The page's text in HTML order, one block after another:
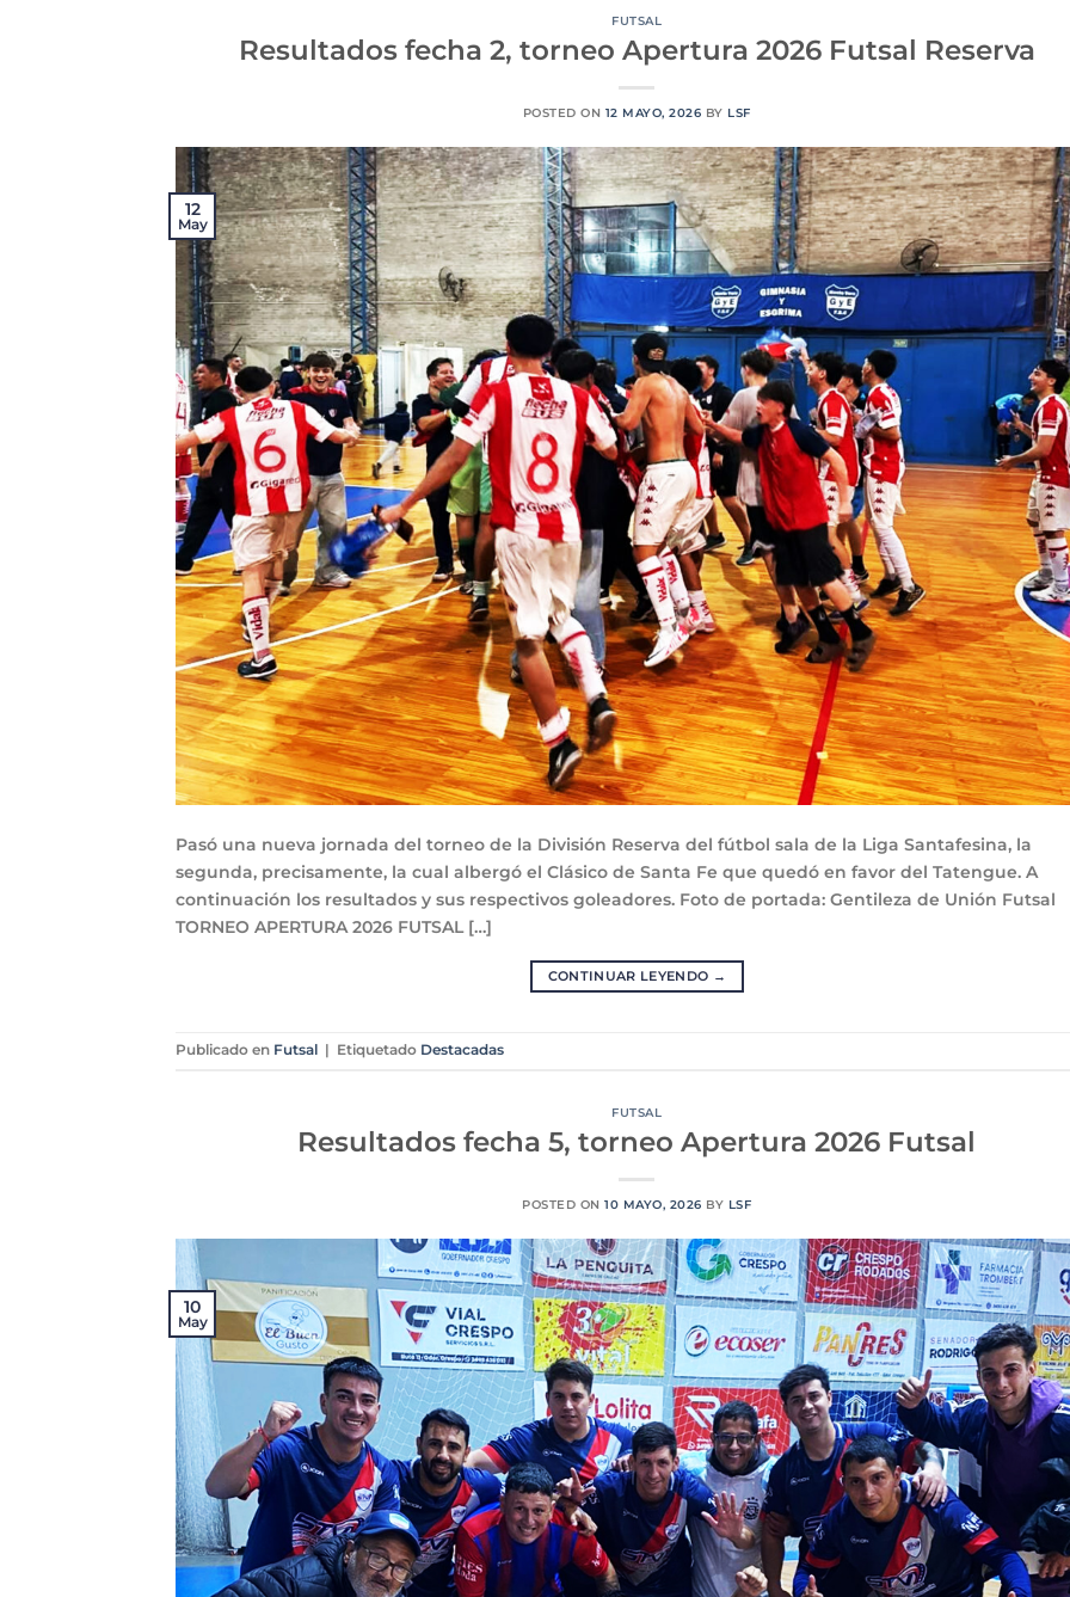
FUTSAL
Resultados fecha 2, torneo Apertura 2026 Futsal Reserva
POSTED ON 12 MAYO, 2026 BY LSF
12
May
Pasó una nueva jornada del torneo de la División Reserva del fútbol sala de la Liga Santafesina, la
segunda, precisamente, la cual albergó el Clásico de Santa Fe que quedó en favor del Tatengue. A
continuación los resultados y sus respectivos goleadores. Foto de portada: Gentileza de Unión
TORNEO APERTURA 2026 FUTSAL […]
CONTINUAR LEYENDO →
Publicado en Futsal Etiquetado Destacadas
FUTSAL
Resultados fecha 5, torneo Apertura 2026 Futsal
POSTED ON10 MAYO, 2026 BY LSF
10
May